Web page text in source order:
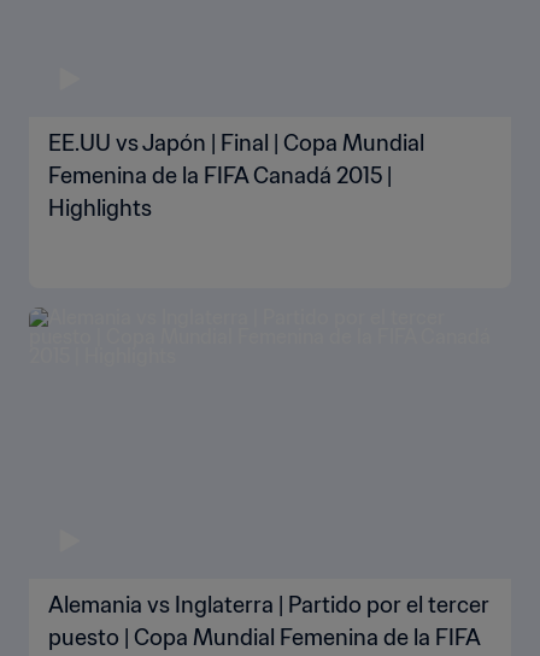
EE.UU vs Japón | Final | Copa Mundial
Femenina de la FIFA Canadá 2015 |
Highlights
Alemania vs Inglaterra | Partido por el tercer
puesto | Copa Mundial Femenina de la FIFA